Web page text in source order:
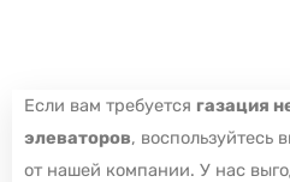
Если вам требуется газация
элеваторов,
от нашей компании. У нас